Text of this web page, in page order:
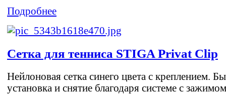
Подробнее
Сетка для тенниса STIGA Privat Clip
Нейлоновая сетка синего цвета с креплением.
установка и снятие благодаря системе с